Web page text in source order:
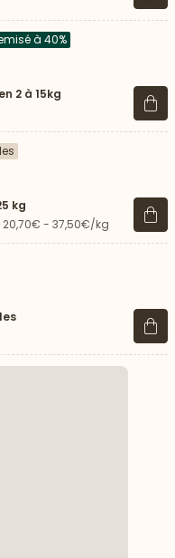
à 40%
2 à 15kg
Voir
kg
20,70€ - 37,50€/kg Voir
Voir